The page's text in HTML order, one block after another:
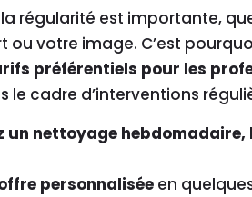
régularité est importante,
ou votre image. C’est
préférentiels pour les
le cadre d’interventions
un nettoyage hebdomadaire,
personnalisée en